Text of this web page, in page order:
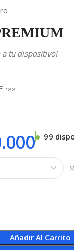
tu dispositivo!
•»»
99
Añadir Al Carrito